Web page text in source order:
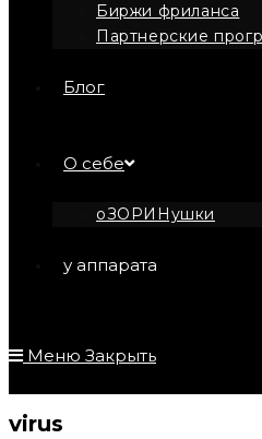
Биржи фриланса
Партнерские
Блог
О себе
оЗОРИНушки
у аппарата
Меню Закрыть
virus